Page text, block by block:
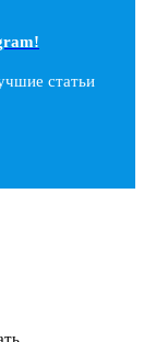
статьи